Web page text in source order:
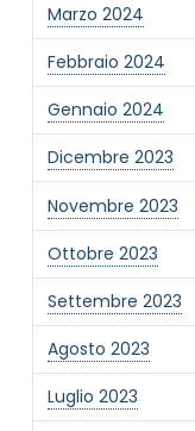
Marzo 2024
Febbraio 2024
Gennaio 2024
Dicembre 2023
Novembre 2023
Ottobre 2023
Settembre 2023
Agosto 2023
Luglio 2023
Newsletter
Desidero
novità
newsletter
Invia